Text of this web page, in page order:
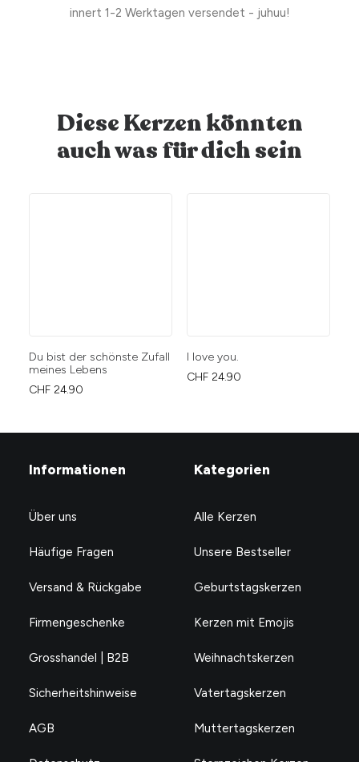
innert 1-2 Werktagen versendet - juhuu!
Diese Kerzen könnten
auch was für dich sein
Du bist der schönste Zufall
meines Lebens
CHF 24.90
I love you.
CHF 24.90
Informationen
Über uns
Häufige Fragen
Versand & Rückgabe
Firmengeschenke
Grosshandel | B2B
Sicherheitshinweise
AGB
Kategorien
Alle Kerzen
Unsere Bestseller
Geburtstagskerzen
Kerzen mit Emojis
Weihnachtskerzen
Vatertagskerzen
Muttertagskerzen